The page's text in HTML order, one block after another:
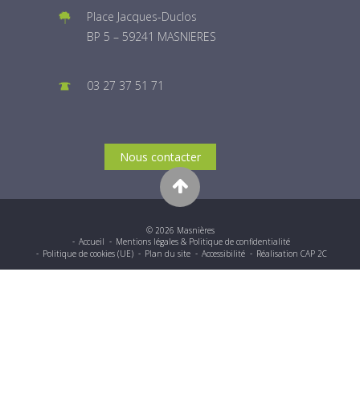
Place Jacques-Duclos
BP 5 – 59241 MASNIERES
03 27 37 51 71
Nous contacter
© 2026 Masnières
Accueil
Mentions légales & Politique de confidentialité
Politique de cookies (UE)
Plan du site Accessibilité Réalisation CAP 2C